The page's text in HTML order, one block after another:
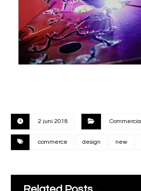
2 juni 2018 Commercial
commerce design new